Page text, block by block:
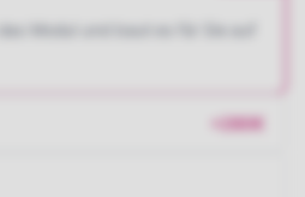
Modul und baut es für Sie auf
+280€